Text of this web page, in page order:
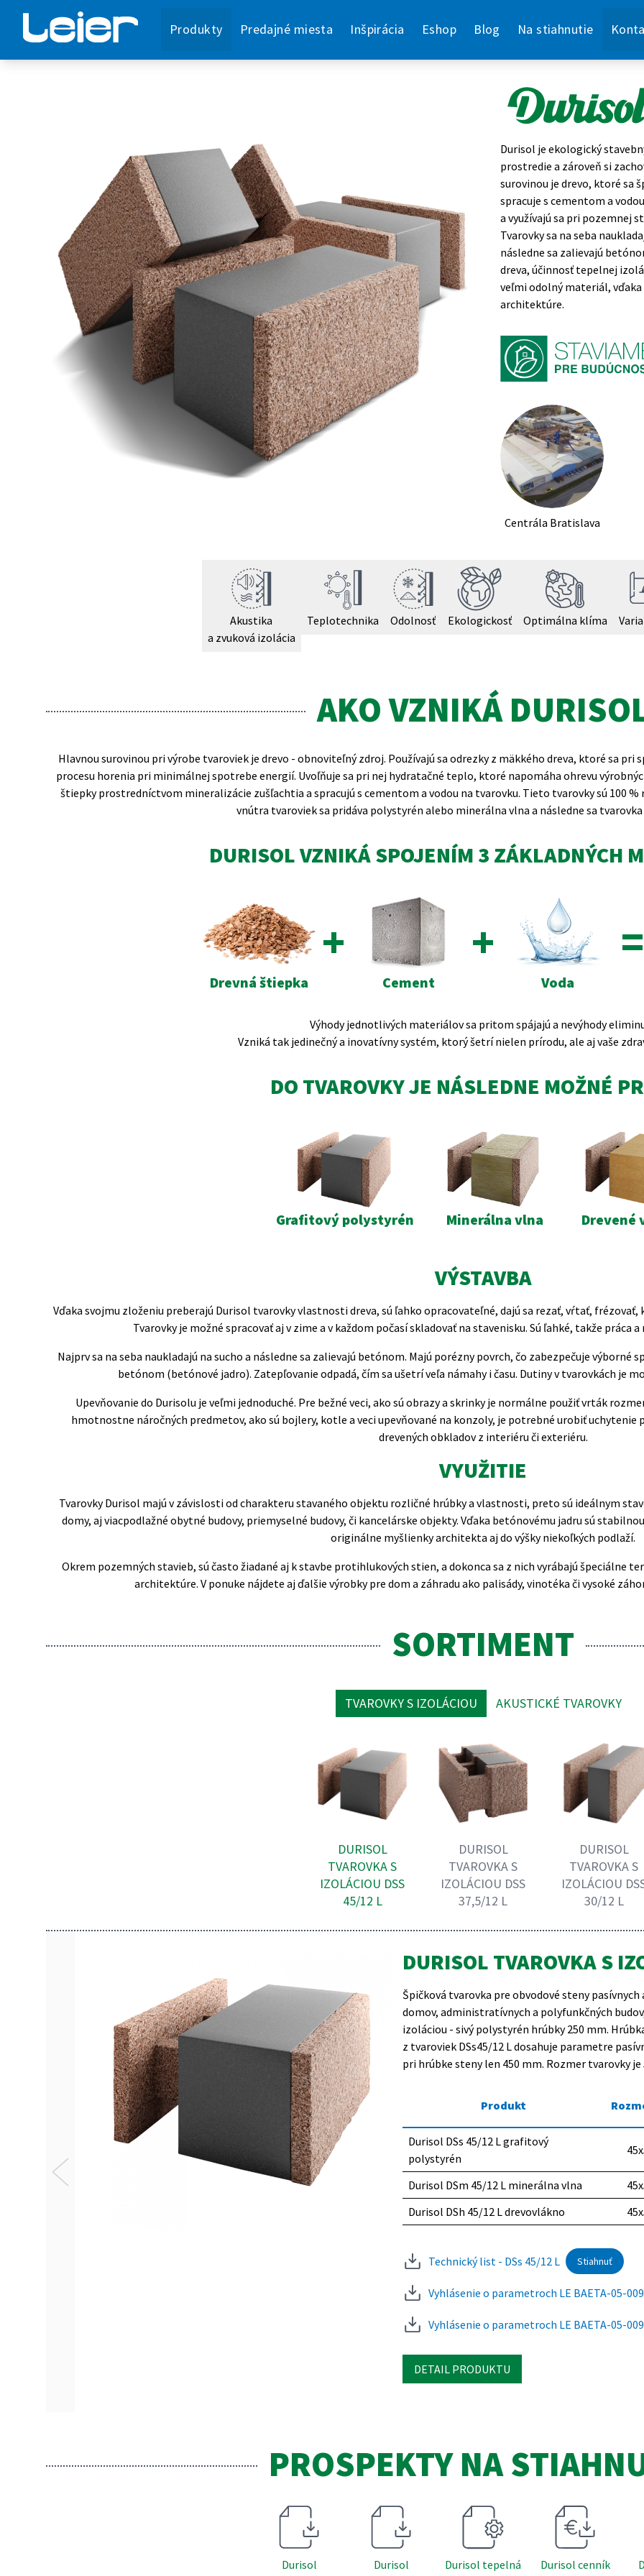
Produkty Predajné miesta Inšpirácia Eshop Blog Na stiahnutie
Durisol je ekologický
prostredie a zároveň si
surovinou je drevo, ktoré sa
spracuje s cementom a
a využívajú sa pri pozemnej
Tvarovky sa na seba
následne sa zalievajú
dreva, účinnosť tepelnej
veľmi odolný materiál, vďaka
architektúre.
Centrála Bratislava
Akustika
a zvuková izolácia
Teplotechnika Odolnosť Ekologickosť Optimálna klíma
AKO VZNIKÁ
Hlavnou surovinou pri výrobe tvaroviek je drevo - obnoviteľný zdroj. Používajú sa odrezky z mäkkého dreva, ktoré sa pri
procesu horenia pri minimálnej spotrebe energií. Uvoľňuje sa pri nej hydratačné teplo, ktoré napomáha ohrevu
štiepky prostredníctvom mineralizácie zušľachtia a spracujú s cementom a vodou na tvarovku. Tieto tvarovky sú 100
vnútra tvaroviek sa pridáva polystyrén alebo minerálna vlna a následne sa
DURISOL VZNIKÁ SPOJENÍM 3 ZÁKLADNÝCH
Drevná štiepka
+
Cement
+
Voda
=
Výhody jednotlivých materiálov sa pritom spájajú a nevýhody
Vzniká tak jedinečný a inovatívny systém, ktorý šetrí nielen prírodu, ale aj vaše
DO TVAROVKY JE NÁSLEDNE MOŽNÉ
Grafitový polystyrén Minerálna vlna Drevené
VÝSTAVBA
Vďaka svojmu zloženiu preberajú Durisol tvarovky vlastnosti dreva, sú ľahko opracovateľné, dajú sa rezať, vŕtať,
Tvarovky je možné spracovať aj v zime a v každom počasí skladovať na stavenisku. Sú ľahké, takže práca
Najprv sa na seba naukladajú na sucho a následne sa zalievajú betónom. Majú porézny povrch, čo zabezpečuje
betónom (betónové jadro). Zatepľovanie odpadá, čím sa ušetrí veľa námahy i času. Dutiny v tvarovkách je
Upevňovanie do Durisolu je veľmi jednoduché. Pre bežné veci, ako sú obrazy a skrinky je normálne použiť vrták
hmotnostne náročných predmetov, ako sú bojlery, kotle a veci upevňované na konzoly, je potrebné urobiť uchytenie
drevených obkladov z interiéru či exteriéru.
VYUŽITIE
Tvarovky Durisol majú v závislosti od charakteru stavaného objektu rozličné hrúbky a vlastnosti, preto sú ideálnym
domy, aj viacpodlažné obytné budovy, priemyselné budovy, či kancelárske objekty. Vďaka betónovému jadru sú
originálne myšlienky architekta aj do výšky niekoľkých podlaží.
Okrem pozemných stavieb, sú často žiadané aj k stavbe protihlukových stien, a dokonca sa z nich vyrábajú špeciálne
architektúre. V ponuke nájdete aj ďalšie výrobky pre dom a záhradu ako palisády, vinotéka či vysoké
SORTIMENT
TVAROVKY S IZOLÁCIOU AKUSTICKÉ TVAROVKY
DURISOL
TVAROVKA S
IZOLÁCIOU DSS
45/12 L
DURISOL
TVAROVKA S
IZOLÁCIOU DSS
37,5/12 L
DURISOL
TVAROVKA S
IZOLÁCIOU
30/12 L
DURISOL TVAROVKA S
Špičková tvarovka pre obvodové steny
domov, administratívnych a polyfunkčných
izoláciou - sivý polystyrén hrúbky 250 mm.
z tvaroviek DSs45/12 L dosahuje parametre
pri hrúbke steny len 450 mm. Rozmer tvarovky
Produkt
Durisol DSs 45/12 L grafitový
polystyrén
Durisol DSm 45/12 L minerálna vlna
Durisol DSh 45/12 L drevovlákno
Technický list - DSs 45/12 L Stiahnuť
Vyhlásenie o parametroch LE BAETA-05-
Vyhlásenie o parametroch LE BAETA-05-
DETAIL PRODUKTU
PROSPEKTY NA
Durisol
Durisol
Durisol tepelná
Durisol cenník